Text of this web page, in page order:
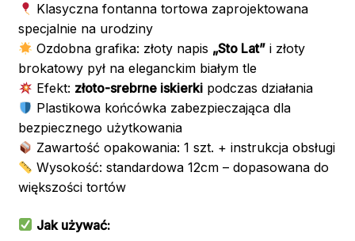
Klasyczna fontanna tortowa zaprojektowana
specjalnie na urodziny
Ozdobna grafika: złoty napis „Sto Lat”i złoty
brokatowy pył na eleganckim białym tle
Efekt: złoto-srebrne iskierkipodczas działania
Plastikowa końcówka zabezpieczająca dla
bezpiecznego użytkowania
Zawartość opakowania: 1 szt. + instrukcja obsługi
Wysokość: standardowa 12cm – dopasowana do
większości tortów
Jak używać: